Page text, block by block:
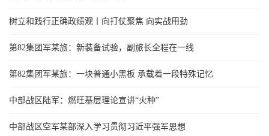
树立和践行正确政绩观丨向打仗聚焦 向实战用劲
第82集团军某旅：新装备试验，副旅长全程在一线
第82集团军某旅：一块普通小黑板 承载着一段特殊记忆
中部战区陆军：燃旺基层理论宣讲“火种”
中部战区空军某部深入学习贯彻习近平强军思想